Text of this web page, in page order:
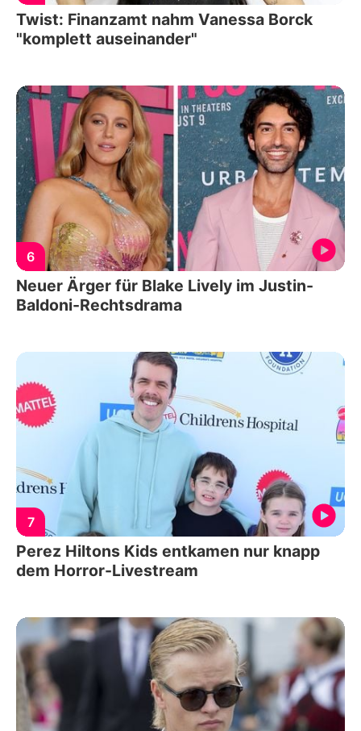
Twist: Finanzamt nahm Vanessa Borck
"komplett auseinander"
6
Neuer Ärger für Blake Lively im Justin-
Baldoni-Rechtsdrama
7
Perez Hiltons Kids entkamen nur knapp
dem Horror-Livestream